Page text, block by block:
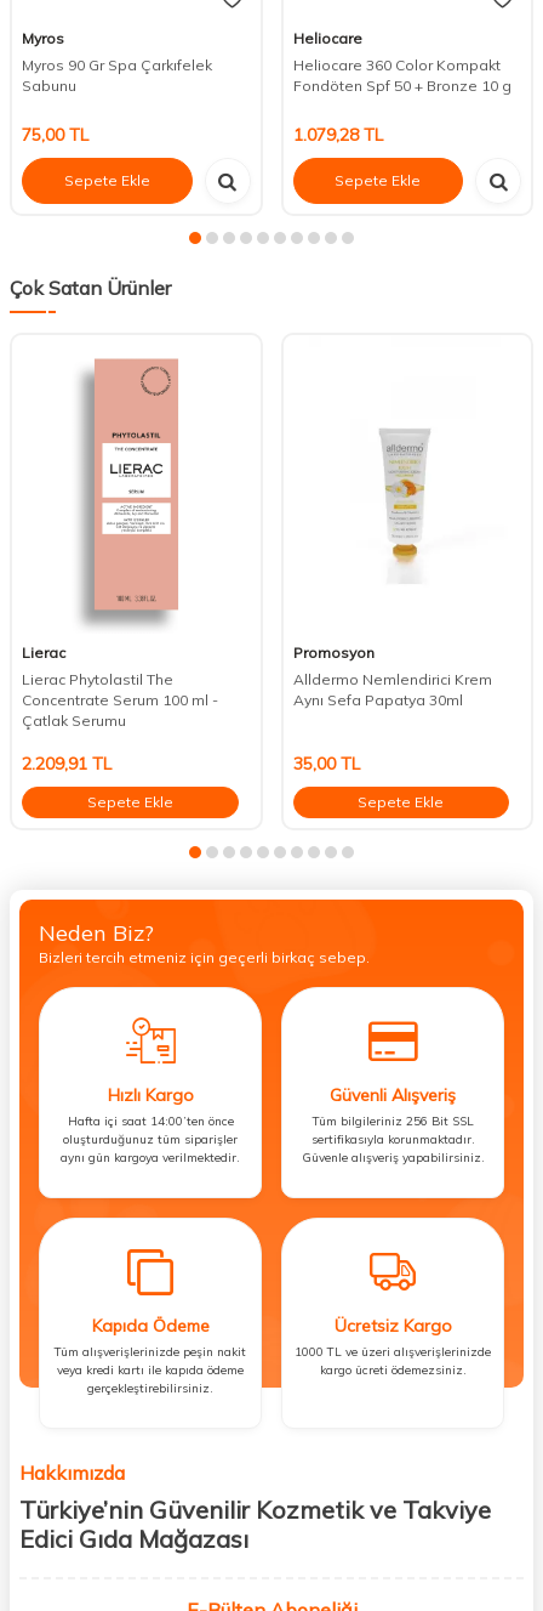
Myros
Myros 90 Gr Spa Çarkıfelek
Sabunu
75,00TL
Sepete Ekle
Heliocare
Heliocare 360 Color Kompakt
Fondöten Spf 50 + Bronze 10 g
1.079,28TL
Sepete Ekle
Çok Satan Ürünler
Lierac
Lierac Phytolastil The
Concentrate Serum 100 ml -
Çatlak Serumu
2.209,91 TL
Sepete Ekle
Promosyon
Alldermo Nemlendirici Krem
Aynı Sefa Papatya 30ml
35,00TL
Sepete Ekle
Neden Biz?
Bizleri tercih etmeniz için geçerli birkaç sebep.
Hızlı Kargo
Hafta içi saat 14:00’ten önce
oluşturduğunuz tüm siparişler
aynı gün kargoya verilmektedir.
Güvenli Alışveriş
Tüm bilgileriniz 256 Bit SSL
sertifikasıyla korunmaktadır.
Güvenle alışveriş yapabilirsiniz.
Kapıda Ödeme
Tüm alışverişlerinizde peşin nakit
veya kredi kartı ile kapıda ödeme
gerçekleştirebilirsiniz.
Ücretsiz Kargo
1000 TL ve üzeri alışverişlerinizde
kargo ücreti ödemezsiniz.
Hakkımızda
Türkiye’nin Güvenilir Kozmetik ve Takviye
Edici Gıda Mağazası
kişisel bakım hem de takviye edici gıda ürünlerini sizlerle